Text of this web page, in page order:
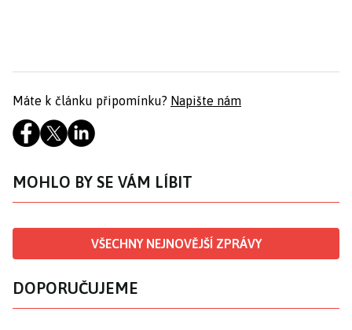
Máte k článku připomínku? Napište nám
MOHLO BY SE VÁM LÍBIT
VŠECHNY NEJNOVĚJŠÍ ZPRÁVY
DOPORUČUJEME